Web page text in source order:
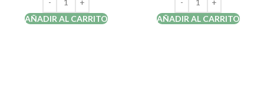
AÑADIR AL CARRITO AÑADIR AL CARRITO